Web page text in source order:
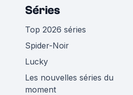
Séries
Top 2026 séries
Spider-Noir
Lucky
Les nouvelles séries du
moment